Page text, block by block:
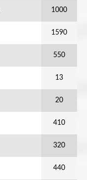
1000
1590
550
13
20
410
320
440